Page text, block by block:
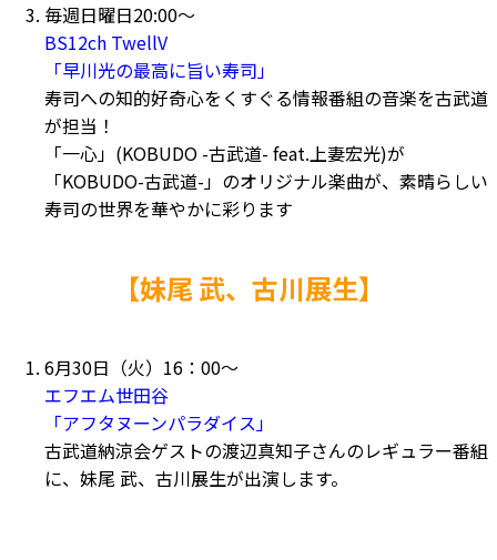
毎週日曜日20:00～
BS12ch TwellV
「早川光の最高に旨い寿司」
寿司への知的好奇心をくすぐる情報番組の音楽を古武道
が担当！
「一心」(KOBUDO -古武道- feat.上妻宏光)が
「KOBUDO-古武道-」のオリジナル楽曲が、素晴らしい
寿司の世界を華やかに彩ります
【妹尾 武、古川展生】
6月30日（火）16：00～
エフエム世田谷
「アフタヌーンパラダイス」
古武道納涼会ゲストの渡辺真知子さんのレギュラー番組
に、妹尾 武、古川展生が出演します。